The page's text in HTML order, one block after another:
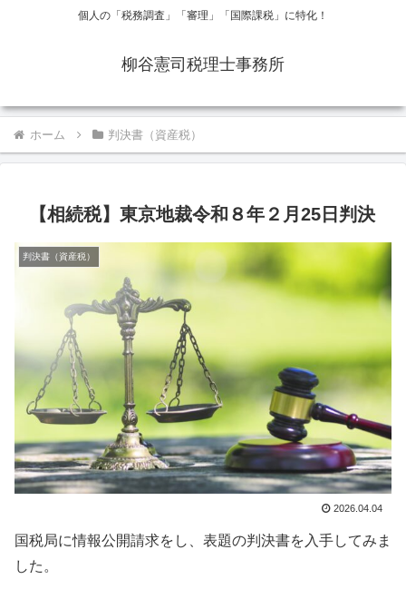
個人の「税務調査」「審理」「国際課税」に特化！
柳谷憲司税理士事務所
ホーム 判決書（資産税）
【相続税】東京地裁令和８年２月25日判決
判決書（資産税）
2026.04.04
国税局に情報公開請求をし、表題の判決書を入手してみま
した。